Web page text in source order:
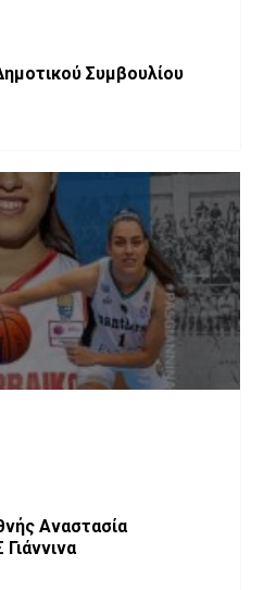
Συμβουλίου
Αναστασία